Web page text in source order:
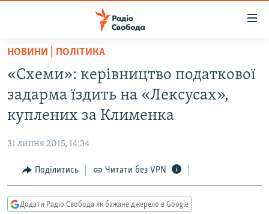
Перейти
основного
матеріалу
Перейти
до
основної
Перейти
до
пошуку
СТАТТІ
СУСПІЛЬСТВО
РОСІЙСЬКА «ФІЛЬТРАЦІЯ»
ДОНБАС.РЕАЛІЇ
НОВИНИ | ПОЛІТИКА
«Схеми»: керівництво податкової
задарма їздить на «Лексусах»,
куплених за Клименка
31 липня 2015, 14:34
Поділитись Читати без VPN
Додати Радіо Свобода як бажане джерело в Google